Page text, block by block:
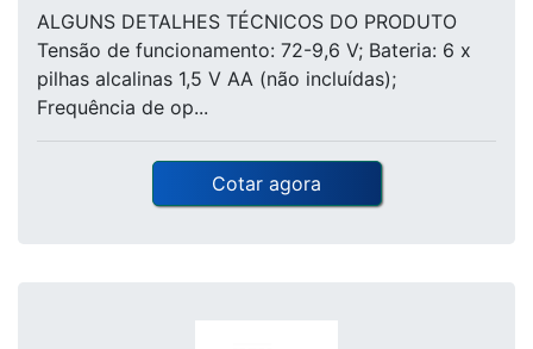
ALGUNS DETALHES TÉCNICOS DO PRODUTO
Tensão de funcionamento: 72-9,6 V; Bateria: 6 x
pilhas alcalinas 1,5 V AA (não incluídas);
Frequência de op...
Cotar agora